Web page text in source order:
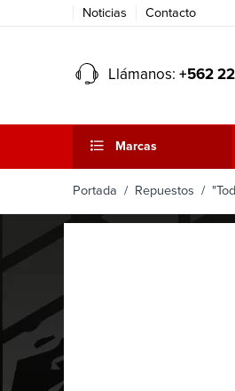
Noticias Contacto
Llámanos: +562
Marcas
Portada / Repuestos /